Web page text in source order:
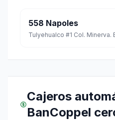
558 Napoles
Cajeros
BanCoppel